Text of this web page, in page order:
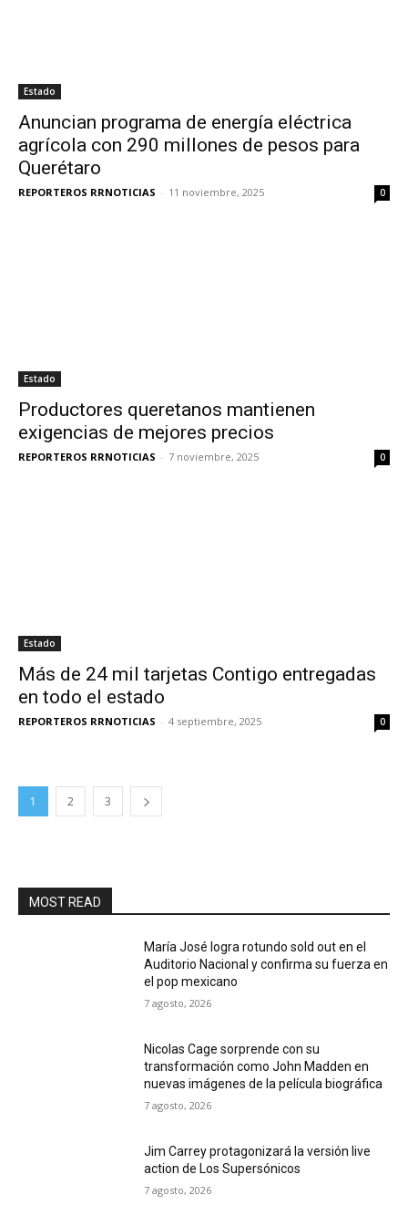
Estado
Anuncian programa de energía eléctrica
agrícola con 290 millones de pesos para
Querétaro
REPORTEROS RRNOTICIAS - 11 noviembre, 2025 0
Estado
Productores queretanos mantienen
exigencias de mejores precios
REPORTEROS RRNOTICIAS - 7 noviembre, 2025 0
Estado
Más de 24 mil tarjetas Contigo entregadas
en todo el estado
REPORTEROS RRNOTICIAS - 4 septiembre, 2025 0
1 2 3
MOST READ
María José logra rotundo sold out en el
Auditorio Nacional y confirma su fuerza en
el pop mexicano
7 agosto, 2026
Nicolas Cage sorprende con su
transformación como John Madden en
nuevas imágenes de la película biográfica
7 agosto, 2026
Jim Carrey protagonizará la versión live
action de Los Supersónicos
7 agosto, 2026